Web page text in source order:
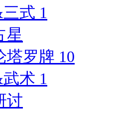
式 1
星
塔罗牌 10
术 1
讨